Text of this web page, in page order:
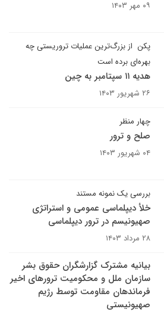
۰۹ مهر ۱۴۰۳
پکن ‌ از بزرگ‌ترین عملیات تروریستی چه
بهره‌ای برده است
هدیه ۱۱ سپتامبر به چین
۲۶ شهریور ۱۴۰۳
چهار منظر
صلح و ترور
۰۴ شهریور ۱۴۰۳
بررسی یک نمونه مستند
خلأ دیپلماسی عمومی و استراتژی
صهیونیسم در ترور دیپلماسی
۲۸ مرداد ۱۴۰۳
بیانیه مشترک گزارشگران حقوق بشر
سازمان ملل و محکومیت ترورهای اخیر
فرماندهان مقاومت توسط رژیم
صهیونیستی